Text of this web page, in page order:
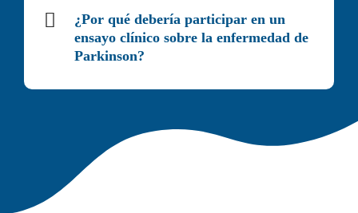
¿Por qué debería participar en un
ensayo clínico sobre la enfermedad de
Parkinson?